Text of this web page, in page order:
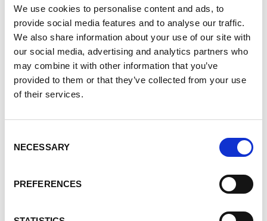
We use cookies to personalise content and ads, to
provide social media features and to analyse our traffic.
We also share information about your use of our site with
our social media, advertising and analytics partners who
may combine it with other information that you’ve
provided to them or that they’ve collected from your use
of their services.
Selection
NECESSARY
PREFERENCES